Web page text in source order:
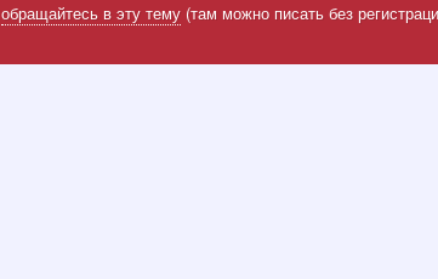
обращайтесь в эту тему(там можно писать без